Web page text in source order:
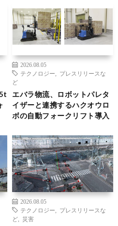
2026.08.05
テクノロジー
プレスリリースな
ど
エバラ物流、ロボットパレタ
イザーと連携するハクオウロ
ボの自動フォークリフト導入
2026.08.05
テクノロジー
プレスリリースな
ど
災害